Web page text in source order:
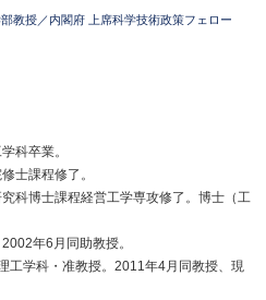
教授／内閣府 上席科学技術政策フェロー
科卒業。
士課程修了。
科博士課程経営工学専攻修了。博士（工
年6月同助教授。
工学科・准教授。2011年4月同教授、現